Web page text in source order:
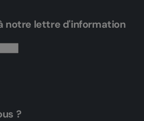
notre lettre d'information
?